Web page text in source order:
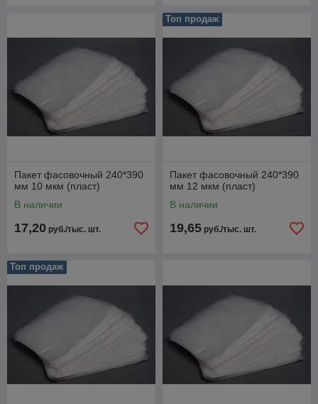
Пакет фасовочный 240*390
мм 10 мкм (пласт)
В наличии
17,20 руб./тыс. шт.
Топ продаж
Пакет фасовочный 240*390
мм 12 мкм (пласт)
В наличии
19,65 руб./тыс. шт.
Топ продаж